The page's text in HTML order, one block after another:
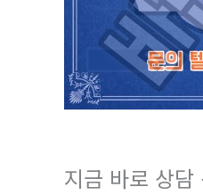
지금 바로 상담